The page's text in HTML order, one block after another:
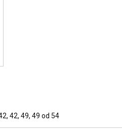
42, 49, 49 od 54